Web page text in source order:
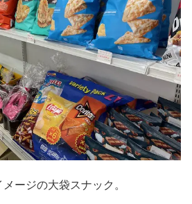
ージの大袋スナック。